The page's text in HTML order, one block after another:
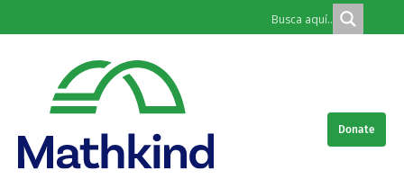
Donate